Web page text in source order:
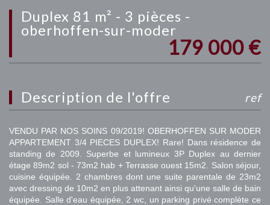
duplex 81 m² - 3 pièces -
oberhoffen-sur-moder
179 000 €
description de l'offre ref
VENDU PAR NOS SOINS 09/2019! OBERHOFFEN SUR MODER
APPARTEMENT 3/4 PIECES DUPLEX! Rare! Dans résidence de
standing de 2009. Superbe et lumineux 3P Duplex au dernier
étage 89m2 sol - 73m2 hab + Terrasse ouest 15m2. Salon séjour,
cuisine équipée. 2 chambres dont une suite parentale de 23m2
avec dressing de 10m2 en plus attenant ainsi qu'une salle de bain
équipée. Salle d'eau équipée, 2 wc, un parking privé complète ce